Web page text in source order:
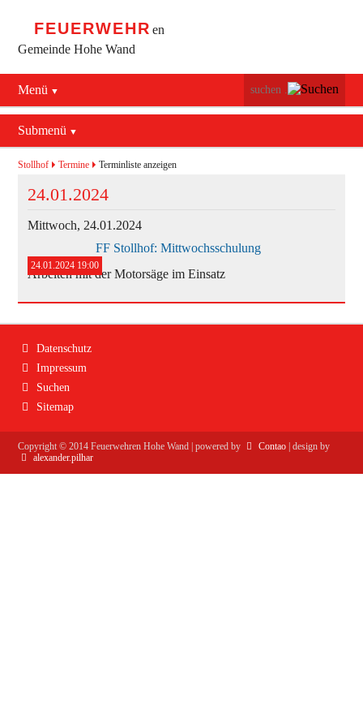
FEUERWEHR en
Gemeinde Hohe Wand
Menü
Navigation
überspringen
Maiersdorf
Stollhof
Netting
Submenü
Navigation
überspringen
Aktuelles
Mannschaft
Jugend
Ausrüstung
Fahrzeuge
Geschichte
Stollhof Termine Terminliste anzeigen
24.01.2024
Mittwoch, 24.01.2024
FF Stollhof: Mittwochsschulung
24.01.2024 19:00
Arbeiten mit der Motorsäge im Einsatz
Navigation
Datenschutz
Impressum
Suchen
Sitemap
Copyright ©2014 Feuerwehren Hohe Wand | powered by Contao | design by
alexander.pilhar